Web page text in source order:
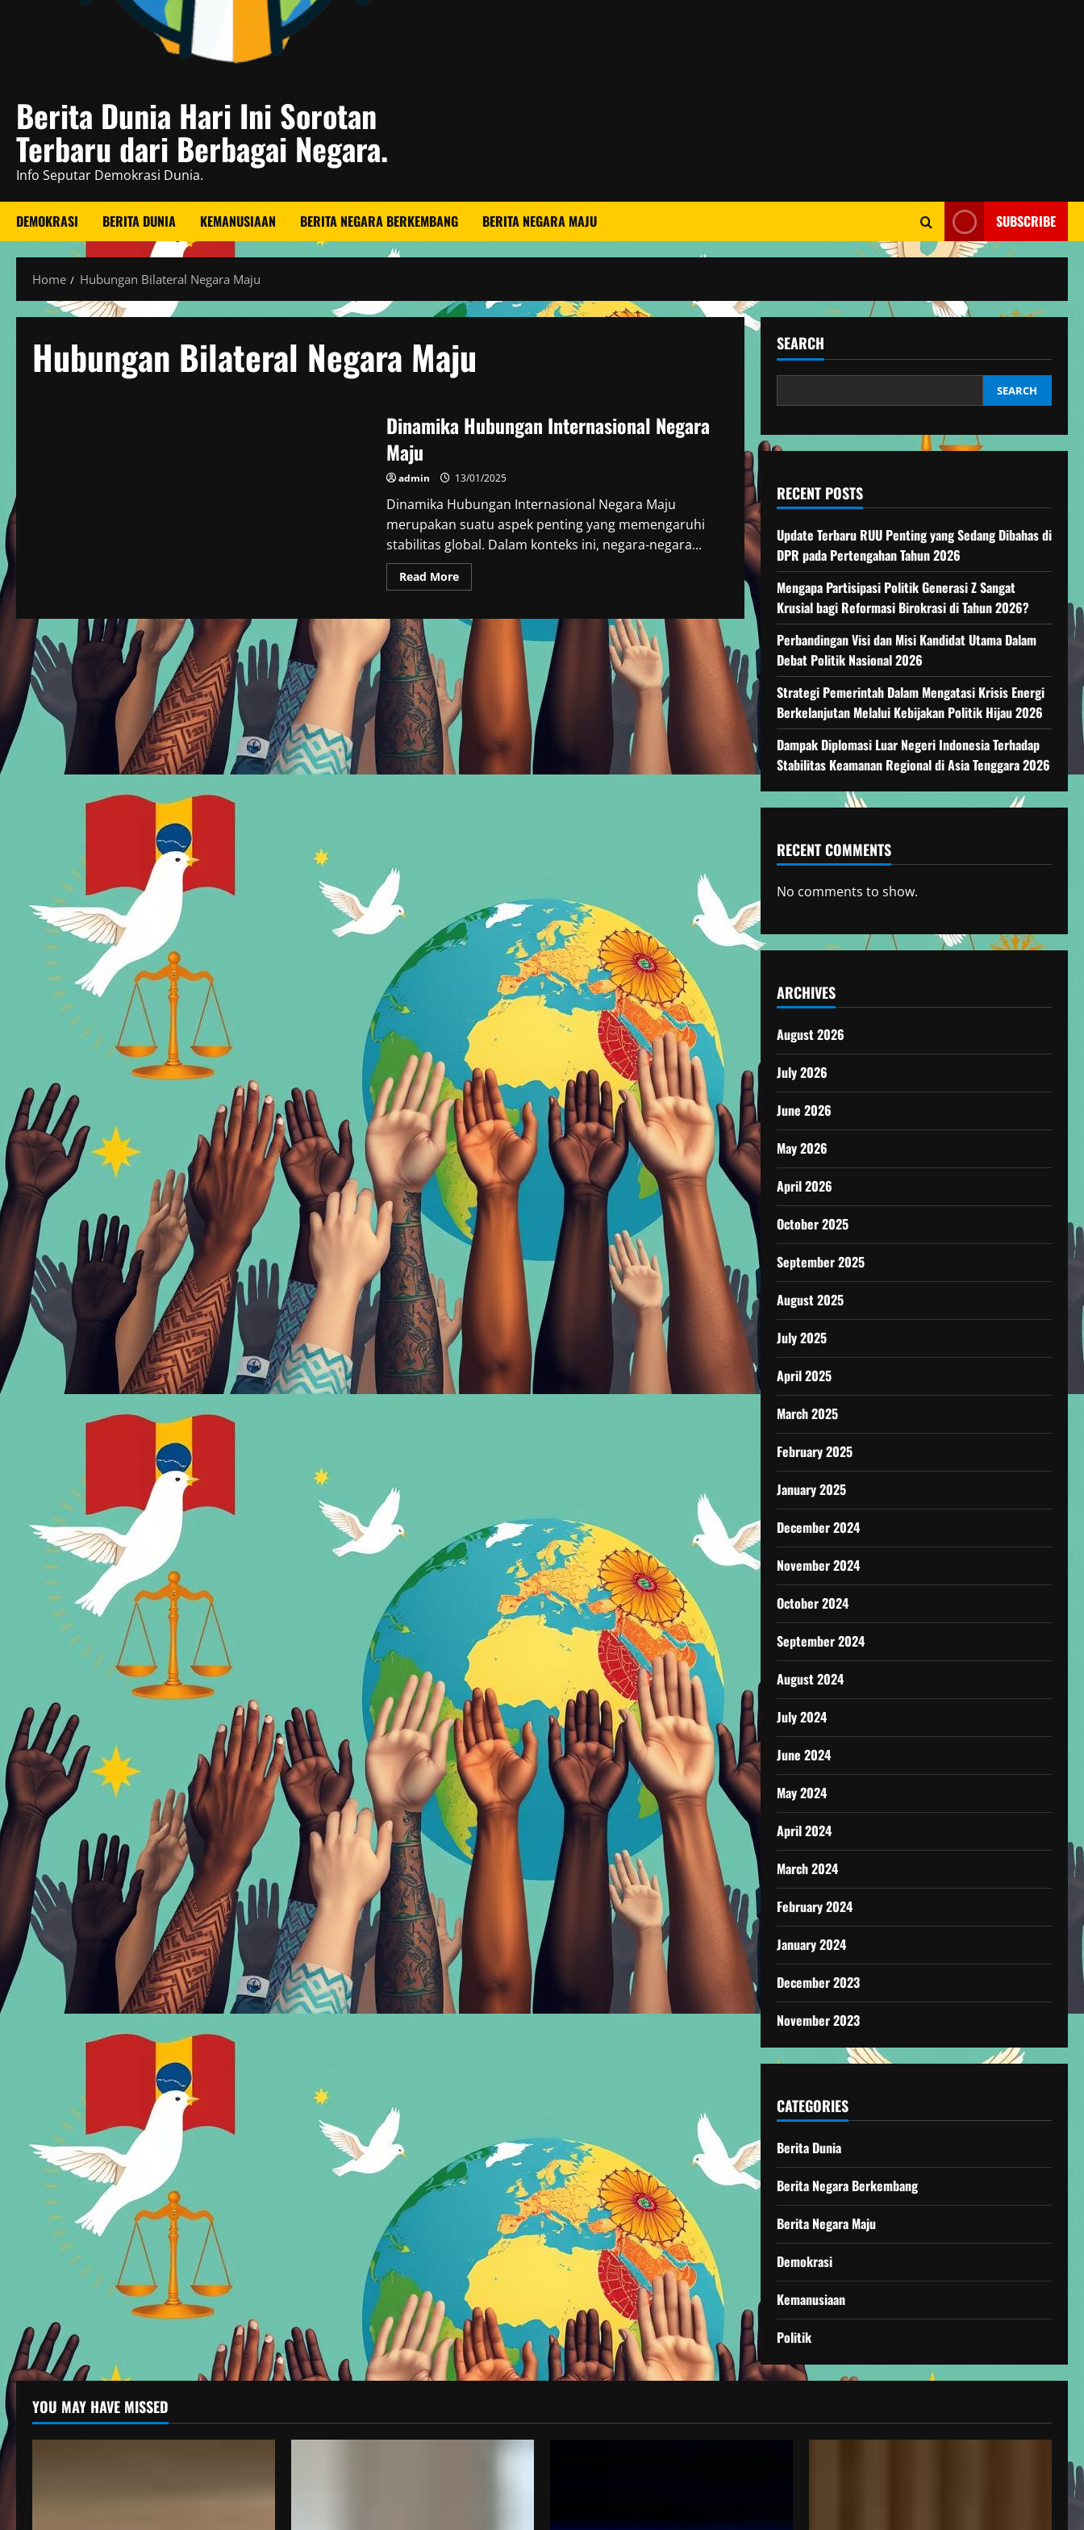
Berita Dunia Hari Ini Sorotan
Terbaru dari Berbagai Negara.
Info Seputar Demokrasi Dunia.
DEMOKRASI BERITA DUNIA KEMANUSIAAN BERITA NEGARA BERKEMBANG BERITA NEGARA MAJU SUBSCRIBE
Home Hubungan Bilateral Negara Maju
Hubungan Bilateral Negara Maju
Dinamika Hubungan Internasional Negara
Maju
admin 13/01/2025
Dinamika Hubungan Internasional Negara Maju
merupakan suatu aspek penting yang memengaruhi
stabilitas global. Dalam konteks ini, negara-negara...
Read MoreRead
more
Hubungan
Internasional
Negara
Maju
SEARCH
SEARCH
RECENT POSTS
Update Terbaru RUU Penting yang Sedang Dibahas di
DPR pada Pertengahan Tahun 2026
Mengapa Partisipasi Politik Generasi Z Sangat
Krusial bagi Reformasi Birokrasi di Tahun 2026?
Perbandingan Visi dan Misi Kandidat Utama Dalam
Debat Politik Nasional 2026
Strategi Pemerintah Dalam Mengatasi Krisis Energi
Berkelanjutan Melalui Kebijakan Politik Hijau 2026
Dampak Diplomasi Luar Negeri Indonesia Terhadap
Stabilitas Keamanan Regional di Asia Tenggara 2026
RECENT COMMENTS
No comments to show.
ARCHIVES
August 2026
July 2026
June 2026
May 2026
April 2026
October 2025
September 2025
August 2025
July 2025
April 2025
March 2025
February 2025
January 2025
December 2024
November 2024
October 2024
September 2024
August 2024
July 2024
June 2024
May 2024
April 2024
March 2024
February 2024
January 2024
December 2023
November 2023
CATEGORIES
Berita Dunia
Berita Negara Berkembang
Berita Negara Maju
Demokrasi
Kemanusiaan
Politik
YOU MAY HAVE MISSED